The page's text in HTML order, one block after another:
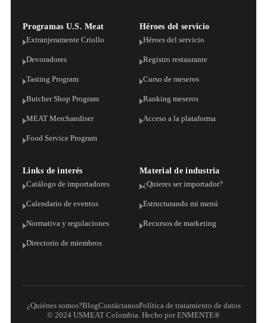
Programas U.S. Meat
Extranjeramente Criollo
Devoradores
Tasting Program
Butcher Shop Program
MEAT Merchandiser
Food Service Program
Héroes del servicio
Héroes del servicio
Registro restaurante
Curso de meseros
Ranking meseros
Acceso a la plataforma
Links de interés
Catálogo de importadores
Calendario de eventos
Normativa y regulaciones
Directorio de miembros
Material de industria
¿Quieres ser importador?
Estructurando mi menú
Recursos de marketing
¿Quiénes somos?BlogContáctanosPolítica de tratamiento de datos
© 2024 USMEAT Colombia. Hecho por ENMENTE®